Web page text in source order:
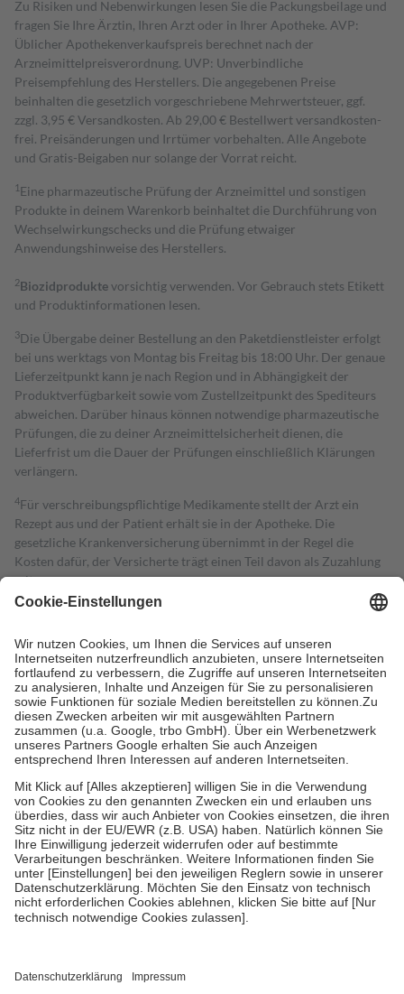
Zu Risiken und Nebenwirkungen lesen Sie die Packungsbeilage und
fragen Sie Ihre Ärztin, Ihren Arzt oder in Ihrer Apotheke. AVP:
Üblicher Apothekenverkaufspreis berechnet nach der
Arzneimittelpreisverordnung. UVP: Unverbindliche
Preisempfehlung des Herstellers. Die angegebenen Preise
beinhalten die gesetzlich vorgeschriebene Mehrwertsteuer, ggf.
zzgl. 3,95 € Versandkosten. Ab 29,00 € Bestell­wert versand­kosten­
frei. Preisänderungen und Irrtümer vorbehalten. Alle Angebote
und Gratis-Beigaben nur solange der Vorrat reicht.
1 Eine pharmazeutische Prüfung der Arzneimittel und sonstigen
Produkte in deinem Warenkorb beinhaltet die Durchführung von
Wechselwirkungschecks und die Prüfung etwaiger
Anwendungshinweise des Herstellers.
2Biozidproduktevorsichtig verwenden. Vor Gebrauch stets Etikett
und Produktinformationen lesen.
3Die Übergabe deiner Bestellung an den Paketdienstleister erfolgt
bei uns werktags von Montag bis Freitag bis 18:00 Uhr. Der genaue
Lieferzeitpunkt kann je nach Region und in Abhängigkeit der
Produktverfügbarkeit sowie vom Zustellzeitpunkt des Spediteurs
abweichen. Darüber hinaus können notwendige pharmazeutische
Prüfungen, die zu deiner Arzneimittelsicherheit dienen, die
Lieferfrist um die Dauer der Prüfungen einschließlich Klärungen
verlängern.
4Für verschreibungspflichtige Medikamente stellt der Arzt ein
Rezept aus und der Patient erhält sie in der Apotheke. Die
gesetzliche Krankenversicherung übernimmt in der Regel die
Kosten dafür, der Versicherte trägt einen Teil davon als Zuzahlung
mit.
Grundsätzlich leisten Mitglieder Zuzahlungen in Höhe von zehn
höchstens zehn Euro.
Es sind jedoch nie mehr als die tatsächlichen
Kosten der Leistung zu entrichten.
Diese Regeln gelten grundsätzlich auch für Online-Apotheken.
Bei Heilmitteln und häuslicher Krankenpflege beträgt die
Zuzahlung zehn Prozent der Kosten sowie zehn Euro je
Verordnung.
Um das Engagement der Versicherten für ihre eigene Gesundheit zu
stärken und die besondere Stellung der Familie zu unterstützen,
fallenkeine Zuzahlungenan bei:
• Kindern und Jugendlichen bis zum vollendeten 18. Lebensjahr
mit Ausnahme der Fahrkosten
• Untersuchungen zur Vorsorge und Früherkennung, die von der
GKV getragen werden
• empfohlenen Schutzimpfungen
• Harn- und Blutteststreifen
getroffen, um sicherzustellen, dass es sich um echte Bewertungen